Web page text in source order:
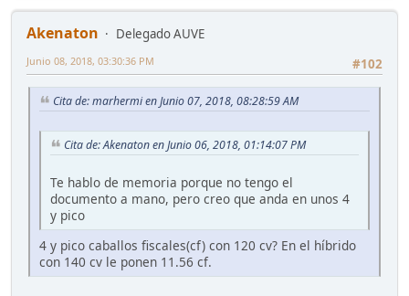
Akenaton
Delegado AUVE
#102
Junio 08, 2018, 03:30:36 PM
Cita de: marhermi en Junio 07, 2018, 08:28:59 AM
Cita de: Akenaton en Junio 06, 2018, 01:14:07 PM
Te hablo de memoria porque no tengo el
documento a mano, pero creo que anda en unos 4
y pico
4 y pico caballos fiscales(cf) con 120 cv? En el híbrido
con 140 cv le ponen 11.56 cf.